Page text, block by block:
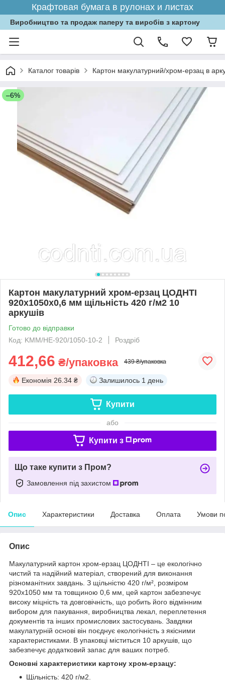
Крафтовая бумага в рулонах и листах
Виробництво та продаж паперу та виробів з картону
Каталог товарів Картон макулатурний/хром-ерзац в
–6%
Картон макулатурний хром-ерзац ЦОДНТІ
920x1050x0,6 мм щільність 420 г/м2 10
аркушів
Готово до відправки
Код: KMM/HE-920/1050-10-2
Роздріб
412,66 ₴/упаковка 439 ₴/упаковка
Економія 26.34 ₴ Залишилось 1 день
Купити
або
Купити з
Що таке купити з Пром?
Замовлення під захистом
Опис Характеристики Доставка Оплата Умови
Опис
Макулатурний картон хром-ерзац ЦОДНТІ – це екологічно
чистий та надійний матеріал, створений для виконання
різноманітних завдань. З щільністю 420 г/м², розміром
920x1050 мм та товщиною 0,6 мм, цей картон забезпечує
високу міцність та довговічність, що робить його відмінним
вибором для пакування, виробництва лекал, переплетення
документів та інших промислових застосувань. Завдяки
макулатурній основі він поєднує екологічність з якісними
характеристиками. В упаковці міститься 10 аркушів, що
забезпечує додатковий запас для ваших потреб.
Основні характеристики картону хром-ерзацу:
Щільність: 420 г/м2.